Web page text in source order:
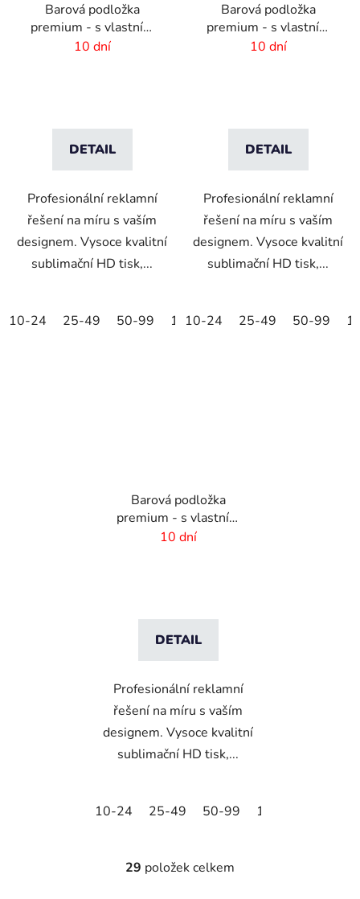
Barová podložka
premium - s vlastním
potiskem - 234 x 60010 dní
DETAIL
Profesionální reklamní
řešení na míru s vaším
designem. Vysoce kvalitní
sublimační HD tisk,...
10-24 25-49 50-99 100-249 250-499 500+
Barová podložka
premium - s vlastním
potiskem - 600 x 19010 dní
DETAIL
Profesionální reklamní
řešení na míru s vaším
designem. Vysoce kvalitní
sublimační HD tisk,...
10-24 25-49 50-99
Barová podložka
premium - s vlastním
potiskem - 434x234
10 dní
DETAIL
Profesionální reklamní
řešení na míru s vaším
designem. Vysoce kvalitní
sublimační HD tisk,...
10-24 25-49 50-99 100-249
O
29 položek celkem